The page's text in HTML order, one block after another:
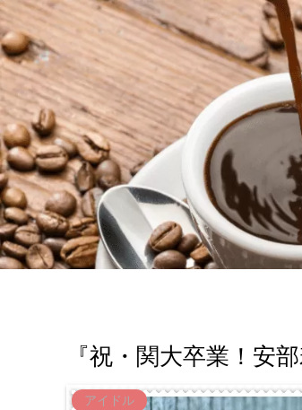
『祝・関大卒業！安
アイドル